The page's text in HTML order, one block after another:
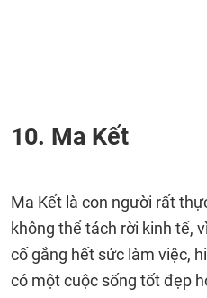
10. Ma Kết
Ma Kết là con người rất
không thể tách rời kinh tế,
cố gắng hết sức làm việc,
có một cuộc sống tốt đẹp